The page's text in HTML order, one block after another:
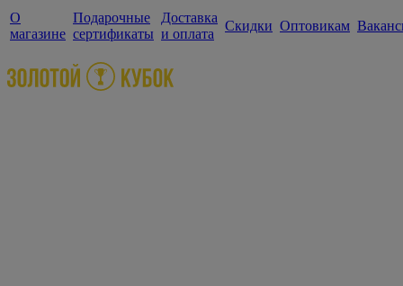
О
магазине
Подарочные
сертификаты
Доставка
и оплата
Скидки Оптовикам